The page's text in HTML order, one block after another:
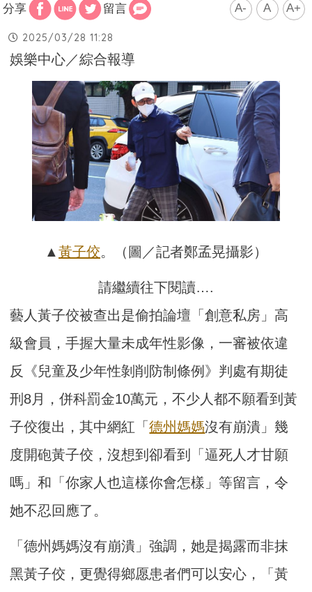
分享 留言 A- A A+
2025/03/28 11:28
娛樂中心／綜合報導
▲ 黃子佼。（圖／記者鄭孟晃攝影）
請繼續往下閱讀….
藝人黃子佼被查出是偷拍論壇「創意私房」高
級會員，手握大量未成年性影像，一審被依違
反《兒童及少年性剝削防制條例》判處有期徒
刑8月，併科罰金10萬元，不少人都不願看到黃
子佼復出，其中網紅「德州媽媽沒有崩潰」幾
度開砲黃子佼，沒想到卻看到「逼死人才甘願
嗎」和「你家人也這樣你會怎樣」等留言，令
她不忍回應了。
「德州媽媽沒有崩潰」強調，她是揭露而非抹
黑黃子佼，更覺得鄉愿患者們可以安心，「黃